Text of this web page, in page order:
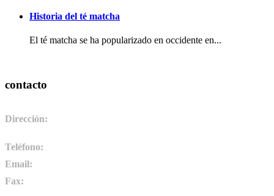
Historia del té matcha
El té matcha se ha popularizado en occidente en...
contacto
Dirección:
Teléfono:
Email:
Fax: